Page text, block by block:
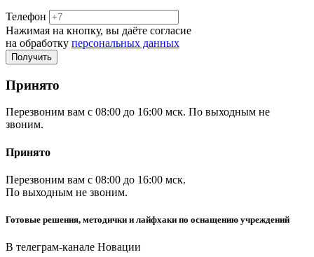
Телефон
Нажимая на кнопку, вы даёте согласие
на обработку персональных данных
Принято
Перезвоним вам с 08:00 до 16:00 мск. По выходным не
звоним.
Принято
Перезвоним вам с 08:00 до 16:00 мск.
По выходным не звоним.
Готовые решения, методички и лайфхаки по оснащению учреждений
В телеграм-канале Новации